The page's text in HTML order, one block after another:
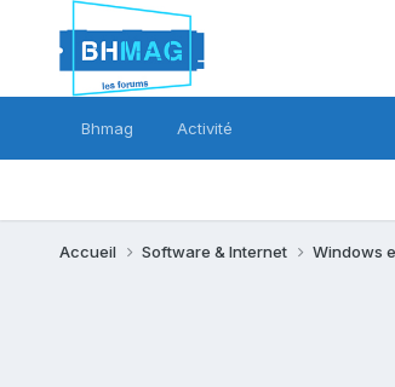
Bhmag Activité
Accueil Software & Internet Windows